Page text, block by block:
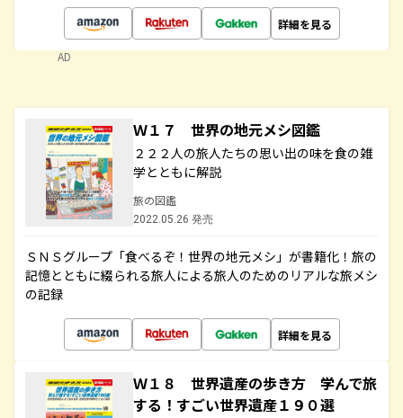
詳細を見る
AD
Ｗ１７ 世界の地元メシ図鑑
２２２人の旅人たちの思い出の味を食の雑
学とともに解説
旅の図鑑
2022.05.26 発売
ＳＮＳグループ「食べるぞ！世界の地元メシ」が書籍化！旅の
記憶とともに綴られる旅人による旅人のためのリアルな旅メシ
の記録
詳細を見る
Ｗ１８ 世界遺産の歩き方 学んで旅
する！すごい世界遺産１９０選